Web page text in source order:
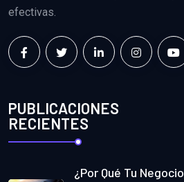
efectivas.
PUBLICACIONES
RECIENTES
¿Por Qué Tu Negocio